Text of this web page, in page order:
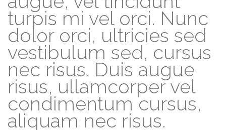
turpis mi vel orci. Nunc
dolor orci, ultricies sed
vestibulum sed, cursus
nec risus. Duis augue
risus, ullamcorper vel
condimentum cursus,
aliquam nec risus.